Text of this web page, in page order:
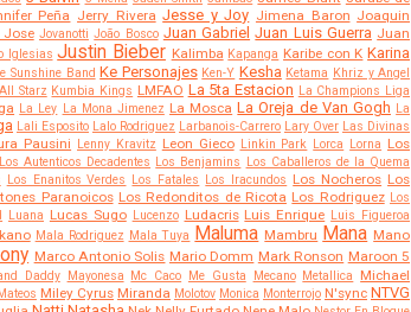
Peña Jerry Rivera Jesse y Joy Jimena Baron Joaquin
Jose Jovanotti João Bosco Juan Gabriel Juan Luis Guerra Juan
Iglesias Justin Bieber Kalimba Kapanga Karibe con K Karina
Sunshine Band Ke Personajes Ken-Y Kesha Ketama Khriz y Angel
Starz Kumbia Kings LMFAO La 5ta Estacion La Champions Liga
La Ley La Mona Jimenez La Mosca La Oreja de Van Gogh La
Lali Esposito Lalo Rodriguez Larbanois-Carrero Lary Over Las Divinas
Pausini Lenny Kravitz Leon Gieco Linkin Park Lorca Lorna Los
Los Autenticos Decadentes Los Benjamins Los Caballeros de la Quema
Los Enanitos Verdes Los Fatales Los Iracundos Los Nocheros Los
Paranoicos Los Redonditos de Ricota Los Rodriguez Los
Luana Lucas Sugo Lucenzo Ludacris Luis Enrique Luis Figueroa
Mala Rodriguez Mala Tuya Maluma Mambru Mana Mano
Marco Antonio Solis Mario Domm Mark Ronson Maroon 5
Daddy Mayonesa Mc Caco Me Gusta Mecano Metallica Michael
Miley Cyrus Miranda Molotov Monica Monterrojo N'sync NTVG